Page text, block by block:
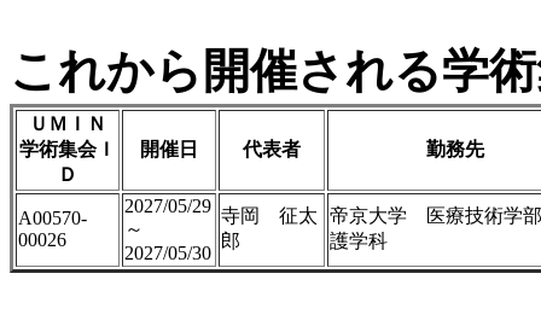
これから開催される学
ＵＭＩＮ
学術集会Ｉ
Ｄ
開催日 代表者 勤務先
A00570-
00026
2027/05/29
～
2027/05/30
寺岡 征太
郎
帝京大学 医療技術学
護学科